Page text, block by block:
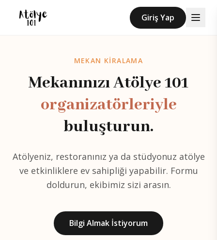
Giriş Yap
MEKAN KİRALAMA
Mekanınızı Atölye 101
organizatörleriyle
buluşturun.
Atölyeniz, restoranınız ya da stüdyonuz atölye
ve etkinliklere ev sahipliği yapabilir. Formu
doldurun, ekibimiz sizi arasın.
Bilgi Almak İstiyorum